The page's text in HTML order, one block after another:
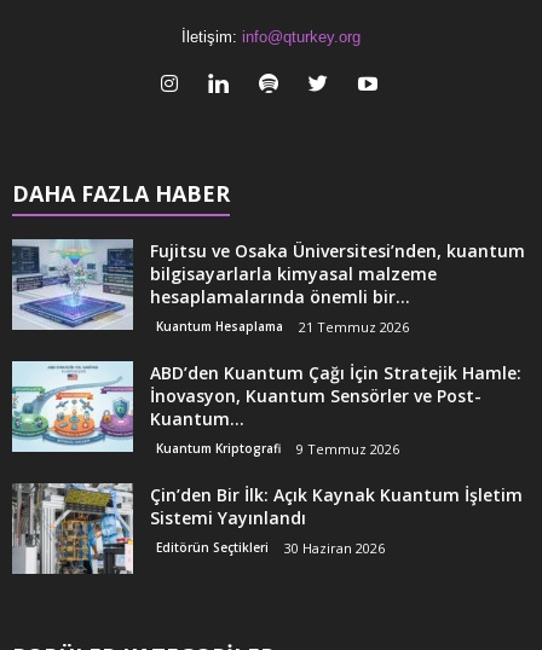
İletişim: info@qturkey.org
DAHA FAZLA HABER
Fujitsu ve Osaka Üniversitesi’nden, kuantum
bilgisayarlarla kimyasal malzeme
hesaplamalarında önemli bir...
Kuantum Hesaplama 21 Temmuz 2026
ABD’den Kuantum Çağı İçin Stratejik Hamle:
İnovasyon, Kuantum Sensörler ve Post-
Kuantum...
Kuantum Kriptografi 9 Temmuz 2026
Çin’den Bir İlk: Açık Kaynak Kuantum İşletim
Sistemi Yayınlandı
Editörün Seçtikleri 30 Haziran 2026